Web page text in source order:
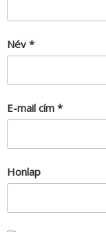
Név *
E-mail cím *
Honlap